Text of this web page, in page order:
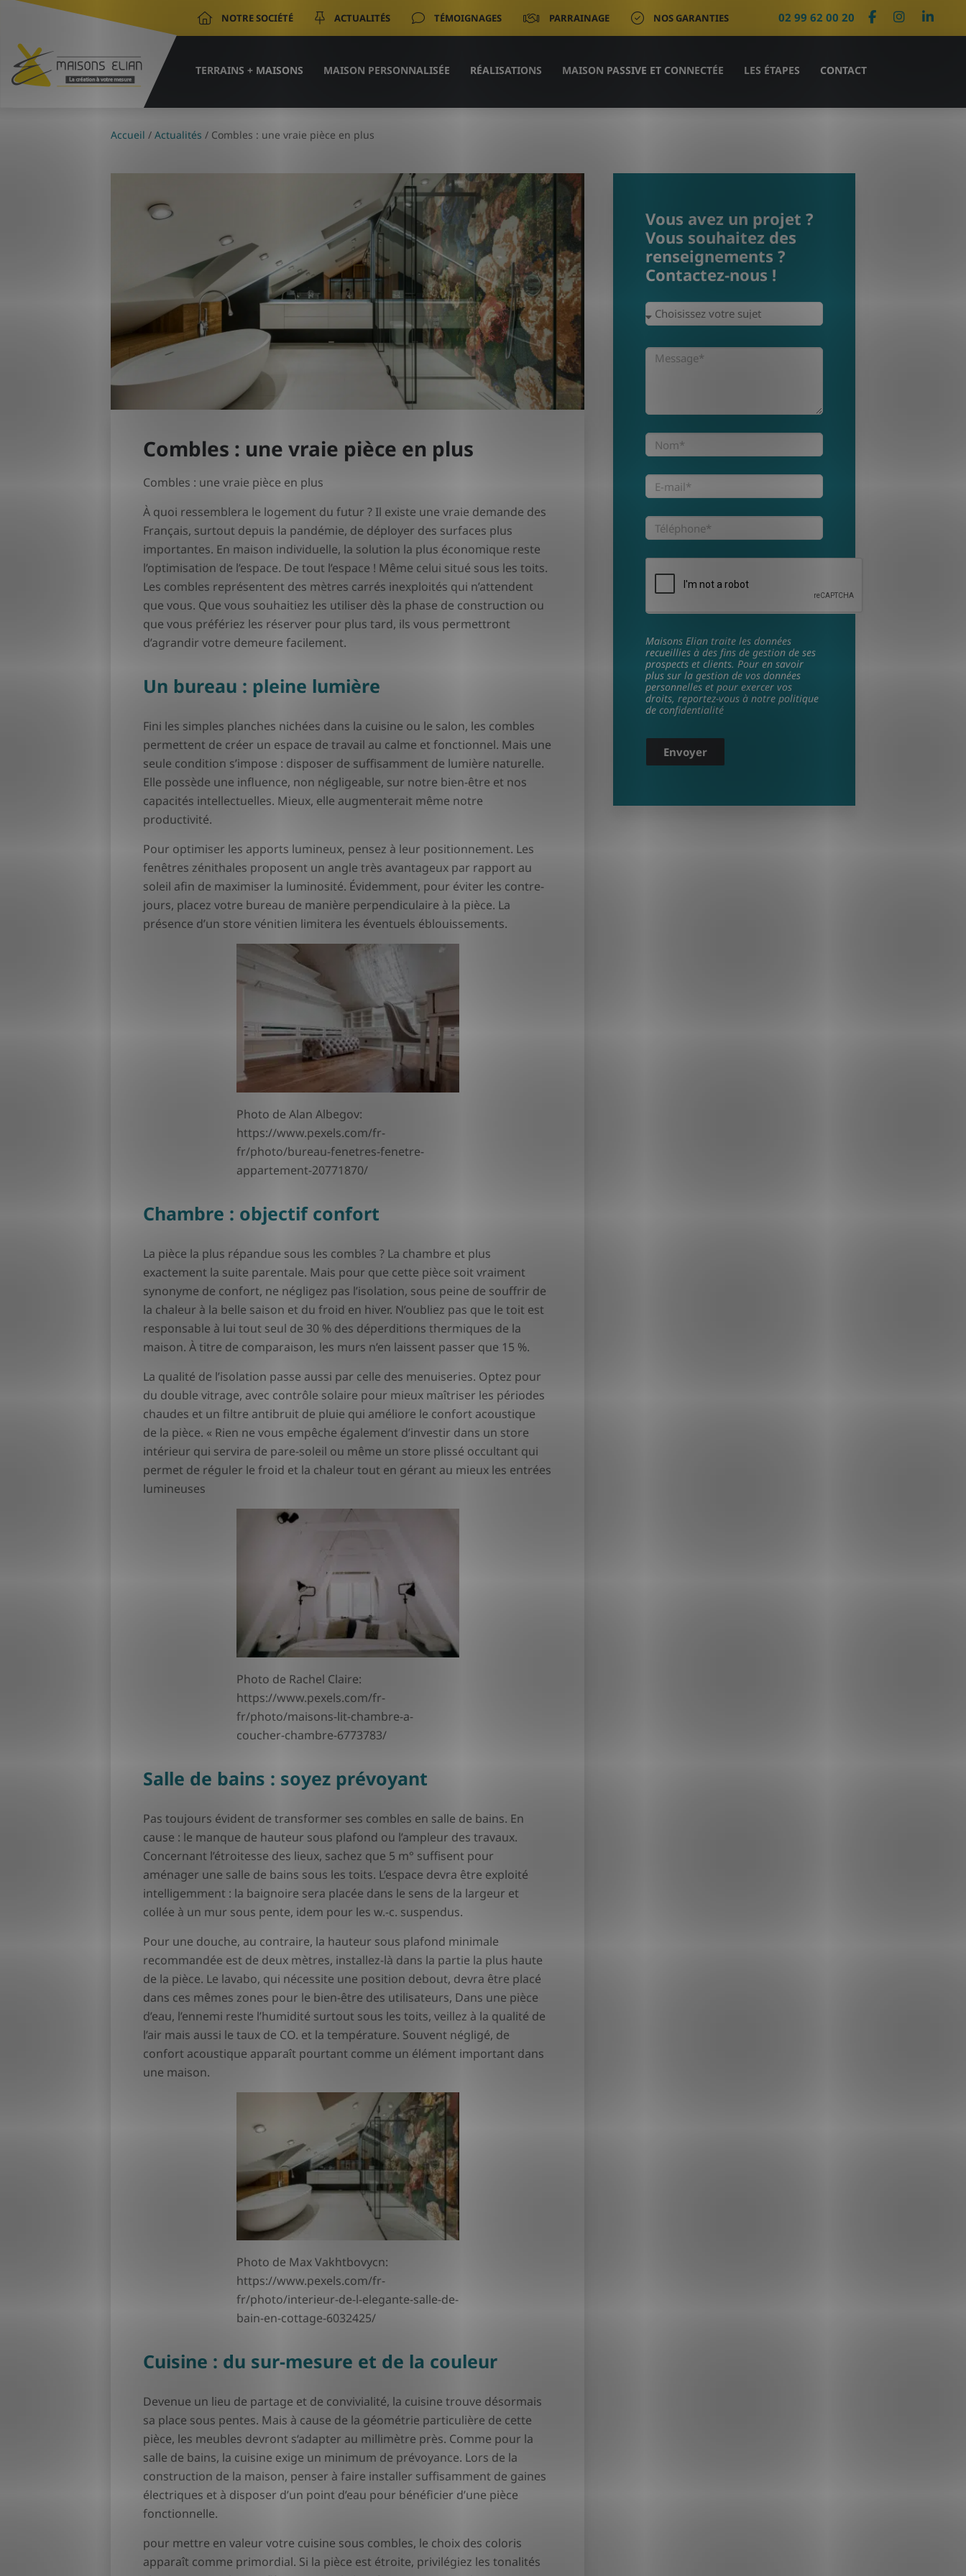
NOTRE SOCIÉTÉ ACTUALITÉS TÉMOIGNAGES PARRAINAGE NOS GARANTIES 02 99 62 00 20
TERRAINS + MAISONS MAISON PERSONNALISÉE RÉALISATIONS MAISON PASSIVE ET CONNECTÉE LES ÉTAPES CONTACT
Accueil /Actualités / Combles : une vraie pièce en plus
Combles : une vraie pièce en plus
Combles : une vraie pièce en plus
À quoi ressemblera le logement du futur ? Il existe une vraie demande des
Français, surtout depuis la pandémie, de déployer des surfaces plus
importantes. En maison individuelle, la solution la plus économique reste
l’optimisation de l’espace. De tout l’espace ! Même celui situé sous les toits.
Les combles représentent des mètres carrés inexploités qui n’attendent
que vous. Que vous souhaitiez les utiliser dès la phase de construction ou
que vous préfériez les réserver pour plus tard, ils vous permettront
d’agrandir votre demeure facilement.
Un bureau : pleine lumière
Fini les simples planches nichées dans la cuisine ou le salon, les combles
permettent de créer un espace de travail au calme et fonctionnel. Mais une
seule condition s’impose : disposer de suffisamment de lumière naturelle.
Elle possède une influence, non négligeable, sur notre bien-être et nos
capacités intellectuelles. Mieux, elle augmenterait même notre
productivité.
Pour optimiser les apports lumineux, pensez à leur positionnement. Les
fenêtres zénithales proposent un angle très avantageux par rapport au
soleil afin de maximiser la luminosité. Évidemment, pour éviter les contre-
jours, placez votre bureau de manière perpendiculaire à la pièce. La
présence d’un store vénitien limitera les éventuels éblouissements.
Photo de Alan Albegov:
https://www.pexels.com/fr-
fr/photo/bureau-fenetres-fenetre-
appartement-20771870/
Chambre : objectif confort
La pièce la plus répandue sous les combles ? La chambre et plus
exactement la suite parentale. Mais pour que cette pièce soit vraiment
synonyme de confort, ne négligez pas l’isolation, sous peine de souffrir de
la chaleur à la belle saison et du froid en hiver. N’oubliez pas que le toit est
responsable à lui tout seul de 30 % des déperditions thermiques de la
maison. À titre de comparaison, les murs n’en laissent passer que 15 %.
La qualité de l’isolation passe aussi par celle des menuiseries. Optez pour
du double vitrage, avec contrôle solaire pour mieux maîtriser les périodes
chaudes et un filtre antibruit de pluie qui améliore le confort acoustique
de la pièce. « Rien ne vous empêche également d’investir dans un store
intérieur qui servira de pare-soleil ou même un store plissé occultant qui
permet de réguler le froid et la chaleur tout en gérant au mieux les entrées
lumineuses
Photo de Rachel Claire:
https://www.pexels.com/fr-
fr/photo/maisons-lit-chambre-a-
coucher-chambre-6773783/
Salle de bains : soyez prévoyant
Pas toujours évident de transformer ses combles en salle de bains. En
cause : le manque de hauteur sous plafond ou l’ampleur des travaux.
Concernant l’étroitesse des lieux, sachez que 5 m° suffisent pour
aménager une salle de bains sous les toits. L’espace devra être exploité
intelligemment : la baignoire sera placée dans le sens de la largeur et
collée à un mur sous pente, idem pour les w.-c. suspendus.
Pour une douche, au contraire, la hauteur sous plafond minimale
recommandée est de deux mètres, installez-là dans la partie la plus haute
de la pièce. Le lavabo, qui nécessite une position debout, devra être placé
dans ces mêmes zones pour le bien-être des utilisateurs, Dans une pièce
d’eau, l’ennemi reste l’humidité surtout sous les toits, veillez à la qualité de
l’air mais aussi le taux de CO. et la température. Souvent négligé, de
confort acoustique apparaît pourtant comme un élément important dans
une maison.
Photo de Max Vakhtbovycn:
https://www.pexels.com/fr-
fr/photo/interieur-de-l-elegante-salle-de-
bain-en-cottage-6032425/
Cuisine : du sur-mesure et de la couleur
Devenue un lieu de partage et de convivialité, la cuisine trouve désormais
sa place sous pentes. Mais à cause de la géométrie particulière de cette
pièce, les meubles devront s‘adapter au millimètre près. Comme pour la
salle de bains, la cuisine exige un minimum de prévoyance. Lors de la
construction de la maison, penser à faire installer suffisamment de gaines
électriques et à disposer d’un point d’eau pour bénéficier d’une pièce
fonctionnelle.
pour mettre en valeur votre cuisine sous combles, le choix des coloris
apparaît comme primordial. Si la pièce est étroite, privilégiez les tonalités
Vous avez un projet ?
Vous souhaitez des
renseignements ?
Contactez-nous !
Maisons Elian traite les données
recueillies à des fins de gestion de ses
prospects et clients. Pour en savoir
plus sur la gestion de vos données
personnelles et pour exercer vos
droits, reportez-vous à notre politique
de confidentialité
Envoyer